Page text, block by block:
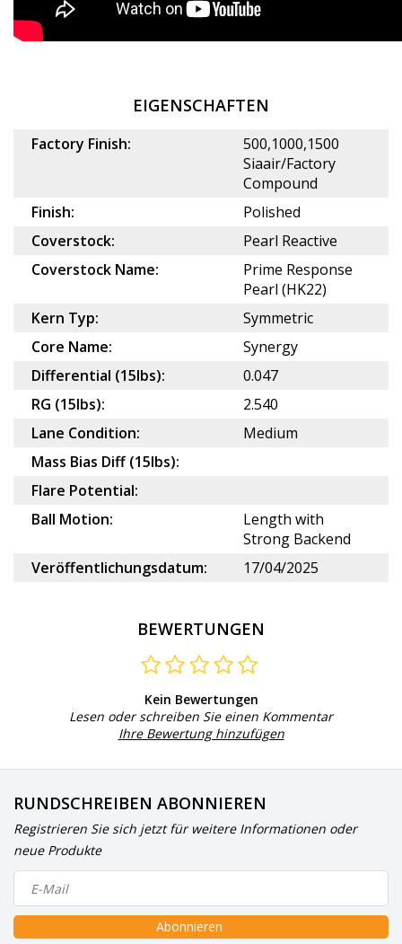
EIGENSCHAFTEN
Factory Finish:
500,1000,1500
Siaair/Factory
Compound
Finish:
Polished
Coverstock:
Pearl Reactive
Coverstock Name:
Prime Response
Pearl (HK22)
Kern Typ:
Symmetric
Core Name:
Synergy
Differential (15lbs):
0.047
RG (15lbs):
2.540
Lane Condition:
Medium
Mass Bias Diff (15lbs):
Flare Potential:
Ball Motion:
Length with
Strong Backend
Veröffentlichungsdatum:
17/04/2025
BEWERTUNGEN
Kein Bewertungen
Lesen oder schreiben Sie einen Kommentar
Ihre Bewertung hinzufügen
RUNDSCHREIBEN ABONNIEREN
Registrieren Sie sich jetzt für weitere Informationen oder
neue Produkte
Abonnieren